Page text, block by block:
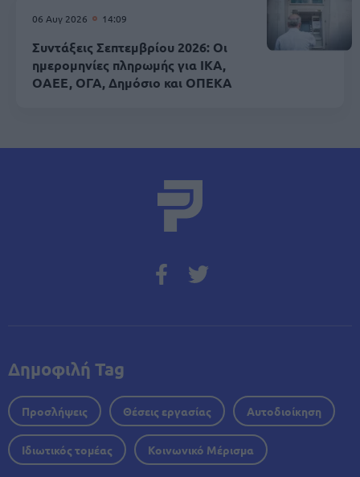
06 Αυγ 2026 14:09
Συντάξεις Σεπτεμβρίου 2026: Οι
ημερομηνίες πληρωμής για ΙΚΑ,
ΟΑΕΕ, ΟΓΑ, Δημόσιο και ΟΠΕΚΑ
Δημοφιλή Tag
Προσλήψεις Θέσεις εργασίας Αυτοδιοίκηση
Ιδιωτικός τομέας Κοινωνικό Μέρισμα